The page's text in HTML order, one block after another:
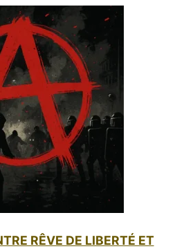
RÊVE DE LIBERTÉ ET